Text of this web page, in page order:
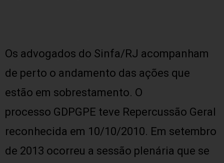
Os advogados do Sinfa/RJ acompanham
de perto o andamento das ações que
estão em sobrestamento. O
processo GDPGPE teve Repercussão Geral
reconhecida em 10/10/2010. Em setembro
de 2013 ocorreu a sessão plenária que se